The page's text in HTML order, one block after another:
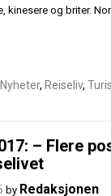
kinesere og briter.
Nyheter, Reiseliv,
– Flere
by Redaksjonen